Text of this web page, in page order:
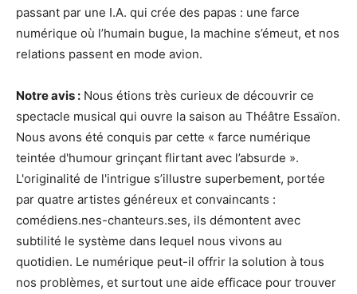
passant par une I.A. qui crée des papas : une farce
numérique où l’humain bugue, la machine s’émeut, et nos
relations passent en mode avion.
Notre avis : Nous étions très curieux de découvrir ce
spectacle musical qui ouvre la saison au Théâtre Essaïon.
Nous avons été conquis par cette « farce numérique
teintée d'humour grinçant flirtant avec l’absurde ».
L'originalité de l'intrigue s’illustre superbement, portée
par quatre artistes généreux et convaincants :
comédiens.nes-chanteurs.ses, ils démontent avec
subtilité le système dans lequel nous vivons au
quotidien. Le numérique peut-il offrir la solution à tous
nos problèmes, et surtout une aide efficace pour trouver